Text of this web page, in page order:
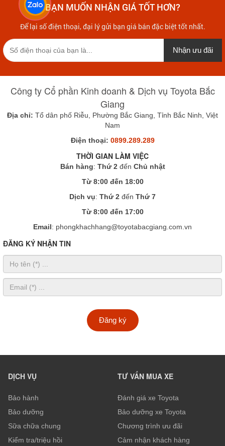
BẠN MUỐN NHẬN GIÁ TỐT HƠN?
Để lại số điện thoại, đại lý gửi bạn giá bán đặc biệt tốt nhất.
Nhận ưu đãi
Công ty Cổ phần Kinh doanh & Dịch vụ Toyota Bắc
Giang
Địa chỉ: Tổ dân phố Riễu, Phường Bắc Giang, Tỉnh Bắc Ninh, Việt
Nam
Điện thoại: 0899.289.289
THỜI GIAN LÀM VIỆC
Bán hàng: Thứ 2đến Chủ nhật
Từ 8:00 đến 18:00
Dịch vụ: Thứ 2 đến Thứ 7
Từ 8:00 đến 17:00
Email: phongkhachhang@toyotabacgiang.com.vn
ĐĂNG KÝ NHẬN TIN
Đăng ký
DỊCH VỤ
Bảo hành
Bảo dưỡng
Sữa chữa chung
Kiểm tra/triệu hồi
TƯ VẤN MUA XE
Đánh giá xe Toyota
Bảo dưỡng xe Toyota
Chương trình ưu đãi
Cảm nhận khách hàng